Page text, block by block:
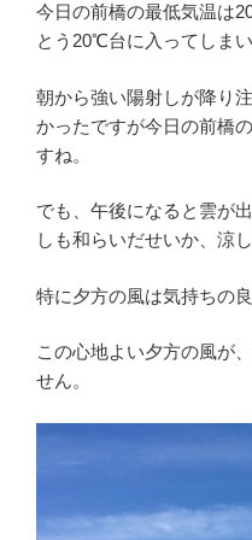
今日の前橋の最低気温は
とう20℃台に入ってしまい
朝から強い陽射しが降り
かったですが今日の前橋
すね。
でも、午後になると雲が
しも和らいだせいか、涼
特に夕方の風は気持ちの良
この心地よい夕方の風が
せん。